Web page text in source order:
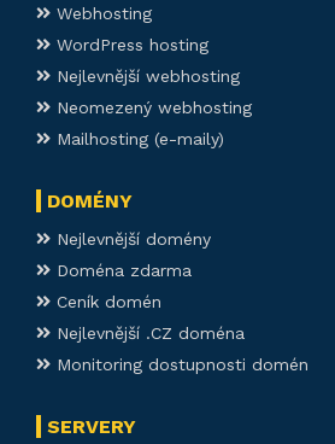
Webhosting
WordPress hosting
Nejlevnější webhosting
Neomezený webhosting
Mailhosting (e-maily)
DOMÉNY
Nejlevnější domény
Doména zdarma
Ceník domén
Nejlevnější .CZ doména
Monitoring dostupnosti domén
SERVERY